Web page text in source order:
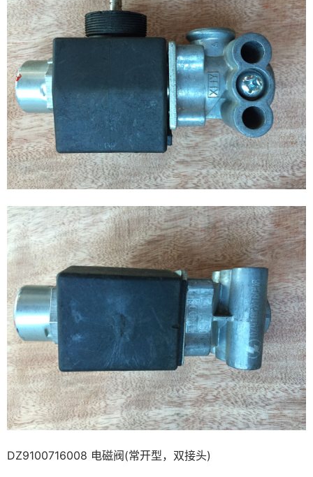
DZ9100716008 电磁阀(常开型，双接头)